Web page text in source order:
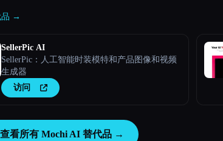
品 →
SellerPic AI
SellerPic：人工智能时装模特和产品图像和视频
生成器
访问
查看所有 Mochi AI 替代品 →